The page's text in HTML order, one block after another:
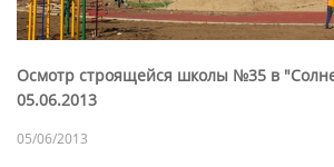
Осмотр строящейся школы №35 в
05.06.2013
05/06/2013